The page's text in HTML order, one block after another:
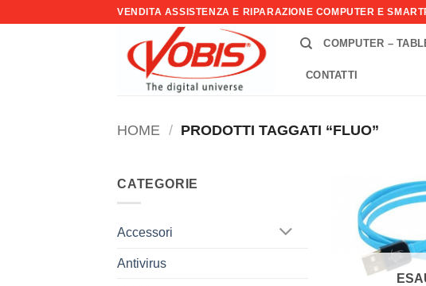
VENDITA ASSISTENZA E RIPARAZIONE COMPUTER E
COMPUTER –
CONTATTI
HOME / PRODOTTI TAGGATI “FLUO”
CATEGORIE
Accessori
Antivirus